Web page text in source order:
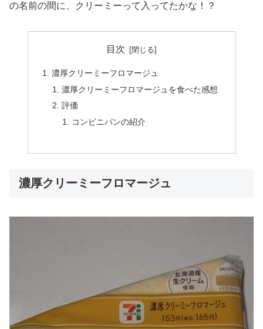
の名前の間に、クリーミーって入ってたかな！？
目次
濃厚クリーミーフロマージュ
濃厚クリーミーフロマージュを食べた感想
評価
コンビニパンの紹介
濃厚クリーミーフロマージュ